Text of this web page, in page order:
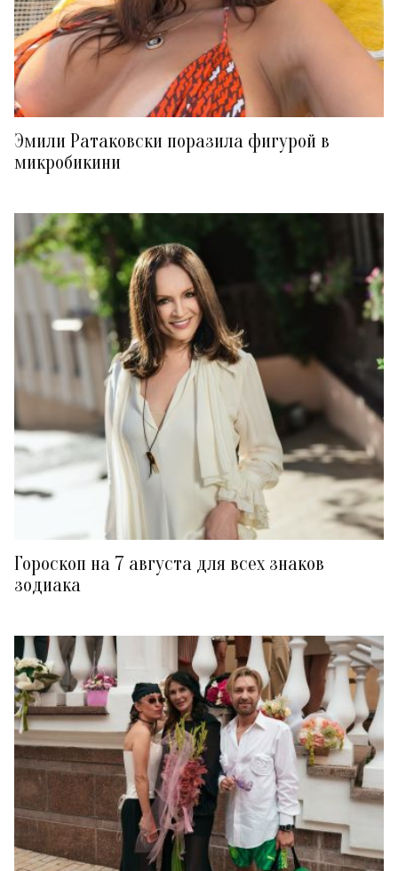
Эмили Ратаковски поразила фигурой в
микробикини
Гороскоп на 7 августа для всех знаков
зодиака